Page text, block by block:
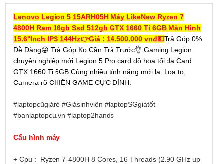
Lenovo Legion 5 15ARH05H Máy LikeNew Ryzen 7
4800H Ram 16gb Ssd 512gb GTX 1660 Ti 6GB Màn Hình
15.6''Inch IPS 144Hz👉Giá : 14.500.000 vnđ💵Trả Góp 0%
Dễ Dàng😜 Trả Góp Ko Cần Trả Trước👌 Gaming Legion
chuyên nghiệp mới Legion 5 Pro card đồ họa tối đa Card
GTX 1660 Ti 6GB Cùng nhiều tính năng mới lạ. Loa to,
Camera rõ CHIẾN GAME CỰC ĐỈNH.
#laptopcũgiárẻ #Giásinhviên #laptopSGgiátốt
#banlaptopcu.vn #laptop2hands
Cấu hình máy
+ Cpu : Ryzen 7-4800H 8 Cores, 16 Threads (2.90 GHz up